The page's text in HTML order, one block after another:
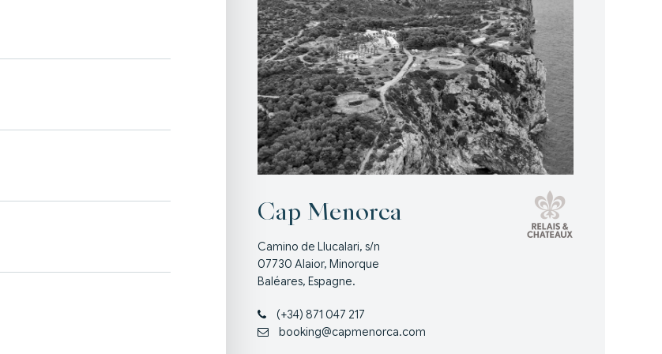
Cap Menorca
Camino de Llucalari, s/n
07730 Alaior, Minorque
Baléares, Espagne.
(+34) 871 047 217
booking@capmenorca.com